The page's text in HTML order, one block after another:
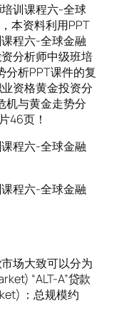
训课程六-全球
本资料利用PPT
程六-全球金融
分析师中级班培
分析PPT课件的复
资格黄金投资分
机与黄金走势分
46页！
程六-全球金融
程六-全球金融
场大致可以分为
“ALT-A”贷款
：总规模约